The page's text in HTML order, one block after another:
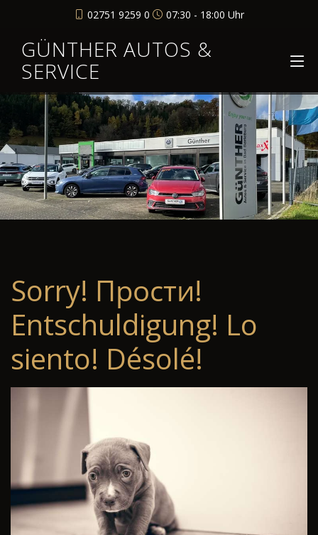
02751 9259 0 07:30 - 18:00 Uhr
GÜNTHER AUTOS &
SERVICE
Sorry! Прости!
Entschuldigung! Lo
siento! Désolé!